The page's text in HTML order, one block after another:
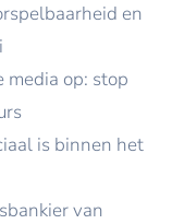
en
op: stop
is binnen het
van